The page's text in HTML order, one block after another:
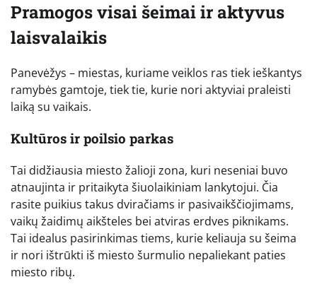
Pramogos visai šeimai ir aktyvus
laisvalaikis
Panevėžys – miestas, kuriame veiklos ras tiek ieškantys
ramybės gamtoje, tiek tie, kurie nori aktyviai praleisti
laiką su vaikais.
Kultūros ir poilsio parkas
Tai didžiausia miesto žalioji zona, kuri neseniai buvo
atnaujinta ir pritaikyta šiuolaikiniam lankytojui. Čia
rasite puikius takus dviračiams ir pasivaikščiojimams,
vaikų žaidimų aikšteles bei atviras erdves piknikams.
Tai idealus pasirinkimas tiems, kurie keliauja su šeima
ir nori ištrūkti iš miesto šurmulio nepaliekant paties
miesto ribų.